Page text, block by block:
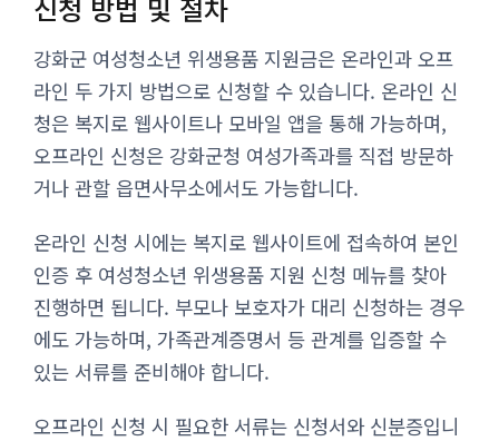
신청 방법 및 절차
강화군 여성청소년 위생용품 지원금은 온라인과 오프
라인 두 가지 방법으로 신청할 수 있습니다. 온라인 신
청은 복지로 웹사이트나 모바일 앱을 통해 가능하며,
오프라인 신청은 강화군청 여성가족과를 직접 방문하
거나 관할 읍면사무소에서도 가능합니다.
온라인 신청 시에는 복지로 웹사이트에 접속하여 본인
인증 후 여성청소년 위생용품 지원 신청 메뉴를 찾아
진행하면 됩니다. 부모나 보호자가 대리 신청하는 경우
에도 가능하며, 가족관계증명서 등 관계를 입증할 수
있는 서류를 준비해야 합니다.
오프라인 신청 시 필요한 서류는 신청서와 신분증입니